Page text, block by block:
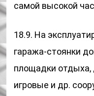
самой высокой
18.9. На
гаража-стоянки
площадки отдыха,
игровые и др.